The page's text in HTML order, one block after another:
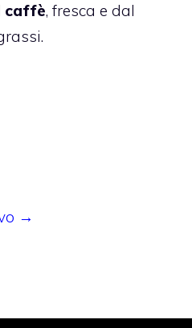
caffè, fresca e dal
→